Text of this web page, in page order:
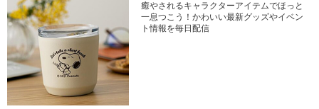
癒やされるキャラクターアイテムでほっと
一息つこう！かわいい最新グッズやイベン
ト情報を毎日配信